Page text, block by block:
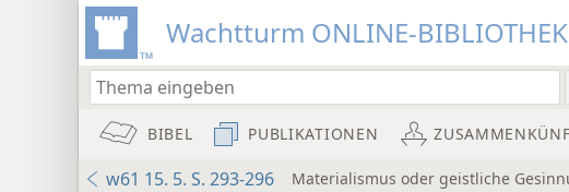
Wachtturm ONLINE-BIBLIOTHEK
BIBEL PUBLIKATIONEN
w61 15. 5. S. 293-296 Materialismus oder geistliche